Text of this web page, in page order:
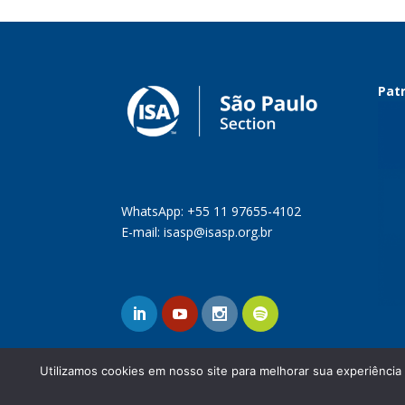
WhatsApp: +55 11 97655-4102
E-mail:isasp@isasp.org.br
Utilizamos cookies em nosso site para melhorar sua